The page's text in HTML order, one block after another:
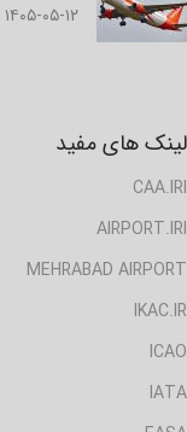
۱۴۰۵-۰۵-۱۲
لینک های مفید
CAA.IRI
AIRPORT.IRI
MEHRABAD AIRPORT
IKAC.IR
ICAO
IATA